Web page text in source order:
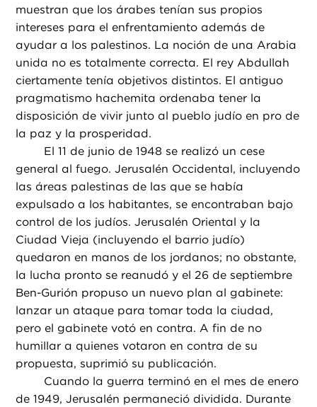
muestran que los árabes tenían sus propios
intereses para el enfrentamiento además de
ayudar a los palestinos. La noción de una Arabia
unida no es totalmente correcta. El rey Abdullah
ciertamente tenía objetivos distintos. El antiguo
pragmatismo hachemita ordenaba tener la
disposición de vivir junto al pueblo judío en pro de
la paz y la prosperidad.
El 11 de junio de 1948 se realizó un cese
general al fuego. Jerusalén Occidental, incluyendo
las áreas palestinas de las que se había
expulsado a los habitantes, se encontraban bajo
control de los judíos. Jerusalén Oriental y la
Ciudad Vieja (incluyendo el barrio judío)
quedaron en manos de los jordanos; no obstante,
la lucha pronto se reanudó y el 26 de septiembre
Ben-Gurión propuso un nuevo plan al gabinete:
lanzar un ataque para tomar toda la ciudad,
pero el gabinete votó en contra. A fin de no
humillar a quienes votaron en contra de su
propuesta, suprimió su publicación.
Cuando la guerra terminó en el mes de enero
de 1949, Jerusalén permaneció dividida. Durante